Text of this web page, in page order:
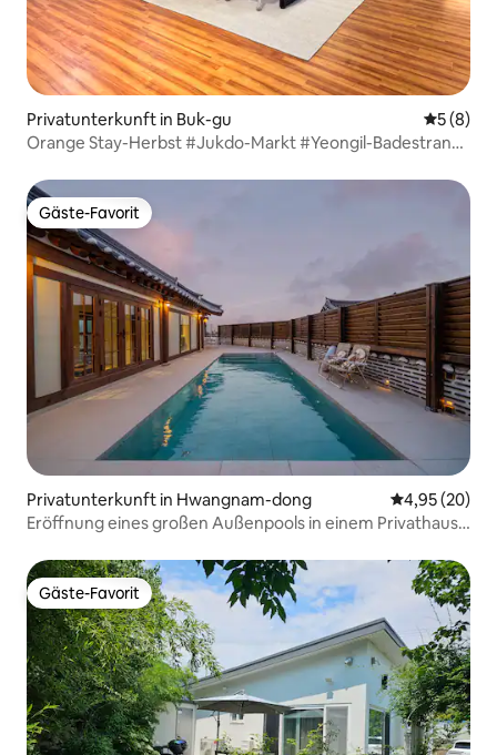
Privatunterkunft in Buk-gu
5 (8)
Orange Stay-Herbst #Jukdo-Markt #Yeongil-Badestrand
#Familienreise
Gäste-Favorit
Gäste-Favorit
Privatunterkunft in Hwangnam-dong
4,95 (20)
Eröffnung eines großen Außenpools in einem Privathaus,
Gäste-Favorit
Gäste-Favorit